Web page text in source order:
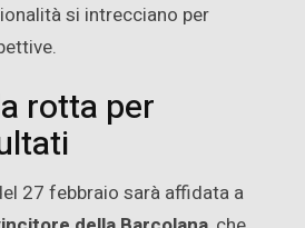
si intrecciano per
rotta per
27 febbraio sarà affidata a